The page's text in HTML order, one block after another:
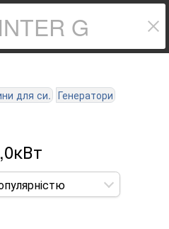
для си. Генератори